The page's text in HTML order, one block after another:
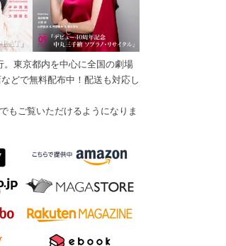
。東京都内を中心に全国の劇場
どで無料配布中！配送も対応し
もご覧いただけるようになりま